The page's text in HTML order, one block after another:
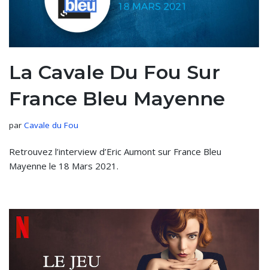
La Cavale Du Fou Sur
France Bleu Mayenne
par Cavale du Fou
Retrouvez l’interview d’Eric Aumont sur France Bleu
Mayenne le 18 Mars 2021.